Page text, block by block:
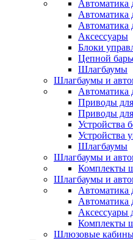
Автоматика
Автоматика
Автоматика
Аксессуары
Блоки
Цепной
Шлагбаумы
Шлагбаумы и
Автоматика
Приводы
Приводы
Устройства
Устройства
Шлагбаумы
Шлагбаумы и
Комплекты
Шлагбаумы и
Автоматика
Автоматика
Аксессуары
Комплекты
Шлюзовые